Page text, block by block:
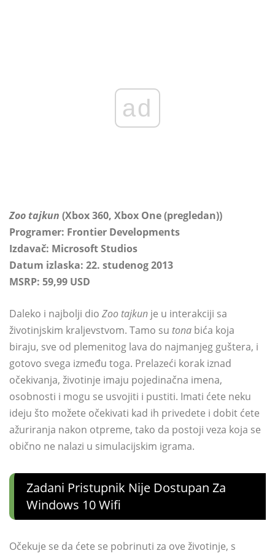
ad
Zoo tajkun (Xbox 360, Xbox One (pregledan))
Programer: Frontier Developments
Izdavač: Microsoft Studios
Datum izlaska: 22. studenog 2013
MSRP: 59,99 USD
Daleko i najbolji dio Zoo tajkun je u interakciji sa
životinjskim kraljevstvom. Tamo su tona bića koja
biraju, sve od plemenitog lava do najmanjeg guštera, i
gotovo svega između toga. Prelazeći korak iznad
očekivanja, životinje imaju pojedinačna imena,
osobnosti i mogu se usvojiti i pustiti. Imati ćete neku
ideju što možete očekivati ​​kad ih privedete i dobit ćete
ažuriranja nakon otpreme, tako da postoji veza koja se
obično ne nalazi u simulacijskim igrama.
Zadani Pristupnik Nije Dostupan Za
Windows 10 Wifi
Očekuje se da ćete se pobrinuti za ove životinje, s